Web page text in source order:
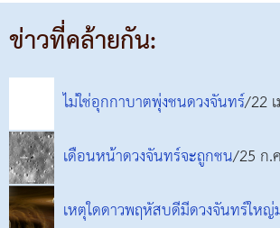
ข่าวที่คล้ายกัน:
ไม่ใช่อุกกาบาตพุ่งชนดวงจันทร์/22
เดือนหน้าดวงจันทร์จะถูกชน/25 ก.
เหตุใดดาวพฤหัสบดีมีดวงจันทร์ใหญ่